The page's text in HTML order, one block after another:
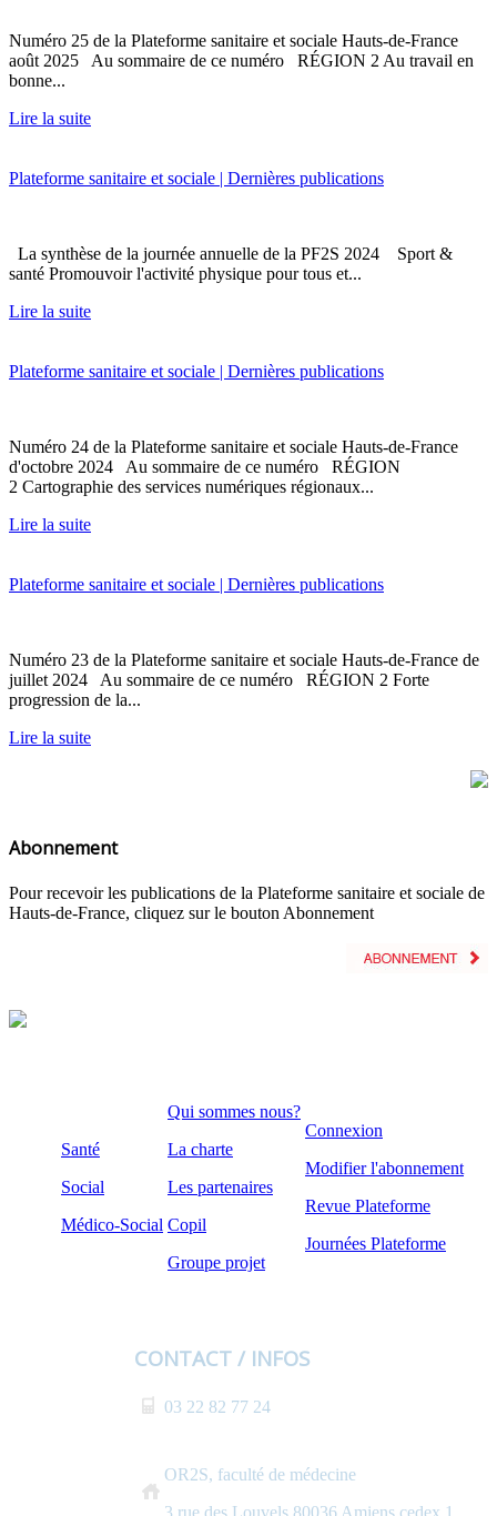
Numéro 25 de la Plateforme sanitaire et sociale Hauts-de-France
août 2025 Au sommaire de ce numéro RÉGION 2 Au travail en
bonne...
Lire la suite
Plateforme sanitaire et sociale | Dernières publications
La synthèse de la journée annuelle de la PF2S 2024 Sport &
santé Promouvoir l'activité physique pour tous et...
Lire la suite
Plateforme sanitaire et sociale | Dernières publications
Numéro 24 de la Plateforme sanitaire et sociale Hauts-de-France
d'octobre 2024 Au sommaire de ce numéro RÉGION
2 Cartographie des services numériques régionaux...
Lire la suite
Plateforme sanitaire et sociale | Dernières publications
Numéro 23 de la Plateforme sanitaire et sociale Hauts-de-France de
juillet 2024 Au sommaire de ce numéro RÉGION 2 Forte
progression de la...
Lire la suite
Abonnement
Pour recevoir les publications de la Plateforme sanitaire et sociale de
Hauts-de-France, cliquez sur le bouton Abonnement
Santé
Social
Médico-Social
Qui sommes nous?
La charte
Les partenaires
Copil
Groupe projet
Connexion
Modifier l'abonnement
Revue Plateforme
Journées Plateforme
CONTACT / INFOS
03 22 82 77 24
OR2S, faculté de médecine
3 rue des Louvels 80036 Amiens cedex 1